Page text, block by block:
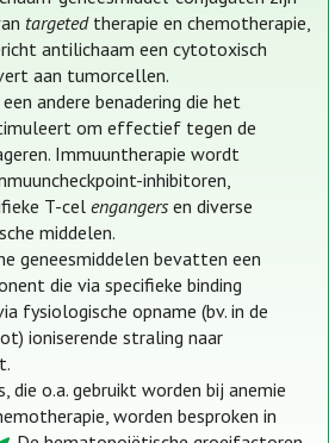
targetedtherapie en chemotherapie,
antilichaam een cytotoxisch
aan tumorcellen.
andere benadering die het
om effectief tegen de
Immuuntherapie wordt
inhibitoren,
T-celengangers en diverse
middelen.
geneesmiddelen bevatten een
die via specifieke binding
fysiologische opname (bv. in de
ioniserende straling naar
die o.a. gebruikt worden bij anemie
worden besproken in